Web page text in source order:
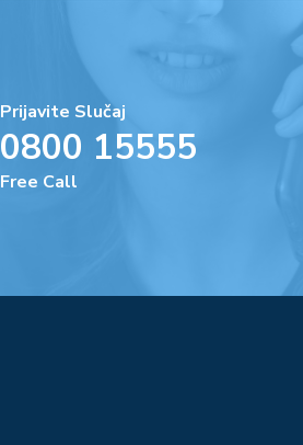
Prijavite Slučaj
0800 15555
Free Call